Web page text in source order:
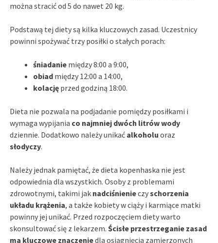
można stracić od 5 do nawet 20 kg.
Podstawą tej diety są kilka kluczowych zasad. Uczestnicy
powinni spożywać trzy posiłki o stałych porach:
śniadanie między 8:00 a 9:00,
obiad między 12:00 a 14:00,
kolację przed godziną 18:00.
Dieta nie pozwala na podjadanie pomiędzy posiłkami i
wymaga wypijania co najmniej dwóch litrów wody
dziennie. Dodatkowo należy unikać alkoholu oraz
słodyczy.
Należy jednak pamiętać, że dieta kopenhaska nie jest
odpowiednia dla wszystkich. Osoby z problemami
zdrowotnymi, takimi jak nadciśnienieczyschorzenia
układu krążenia, a także kobiety w ciąży i karmiące matki
powinny jej unikać. Przed rozpoczęciem diety warto
skonsultować się z lekarzem. Ścisłe przestrzeganie zasad
ma kluczowe znaczeniedla osiągnięcia zamierzonych